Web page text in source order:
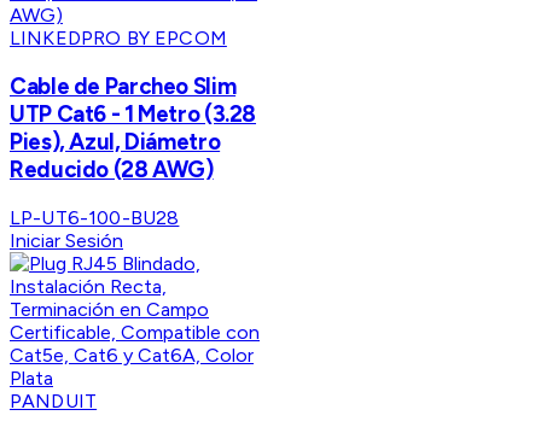
LINKEDPRO BY EPCOM
Cable de Parcheo Slim
UTP Cat6 - 1 Metro (3.28
Pies), Azul, Diámetro
Reducido (28 AWG)
LP-UT6-100-BU28
Iniciar Sesión
PANDUIT